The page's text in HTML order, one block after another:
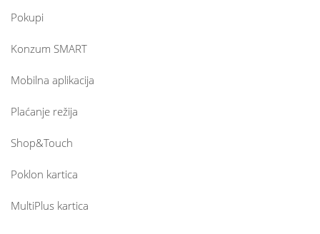
Pokupi
Konzum SMART
Mobilna aplikacija
Plaćanje režija
Shop&Touch
Poklon kartica
MultiPlus kartica